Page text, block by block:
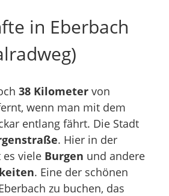
in Eberbach
38 Kilometer von
wenn man mit dem
entlang fährt. Die Stadt
. Hier in der
viele Burgen und andere
. Eine der schönen
zu buchen, das